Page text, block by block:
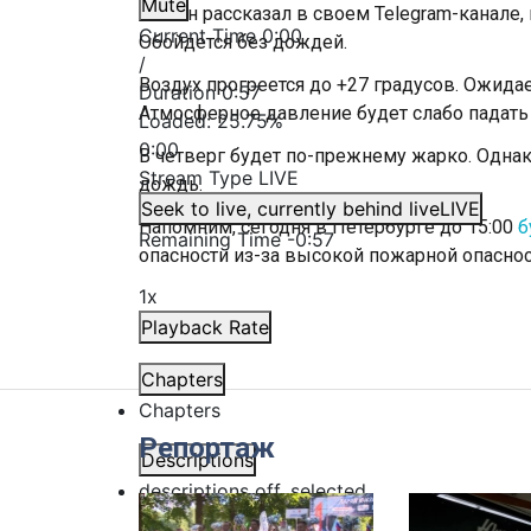
Mute
Current Time0:00
/
Duration0:57
Loaded:25.75%
0:00
Stream Type LIVE
Seek to live, currently behind liveLIVE
Remaining Time-0:57
1x
Playback Rate
Chapters
Chapters
Descriptions
descriptions off, selected
Как он рассказал в своем Telegram-
Обойдется без дождей.
Воздух прогреется до +27 градусов.
Атмосферное давление будет слабо
В четверг будет по-прежнему жарко.
дождь.
Напомним, сегодня в Петербурге до 15:00
опасности из-за высокой пожарной
Репортаж